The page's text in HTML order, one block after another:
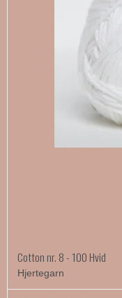
Cotton nr. 8 - 100 Hvid
Hjertegarn